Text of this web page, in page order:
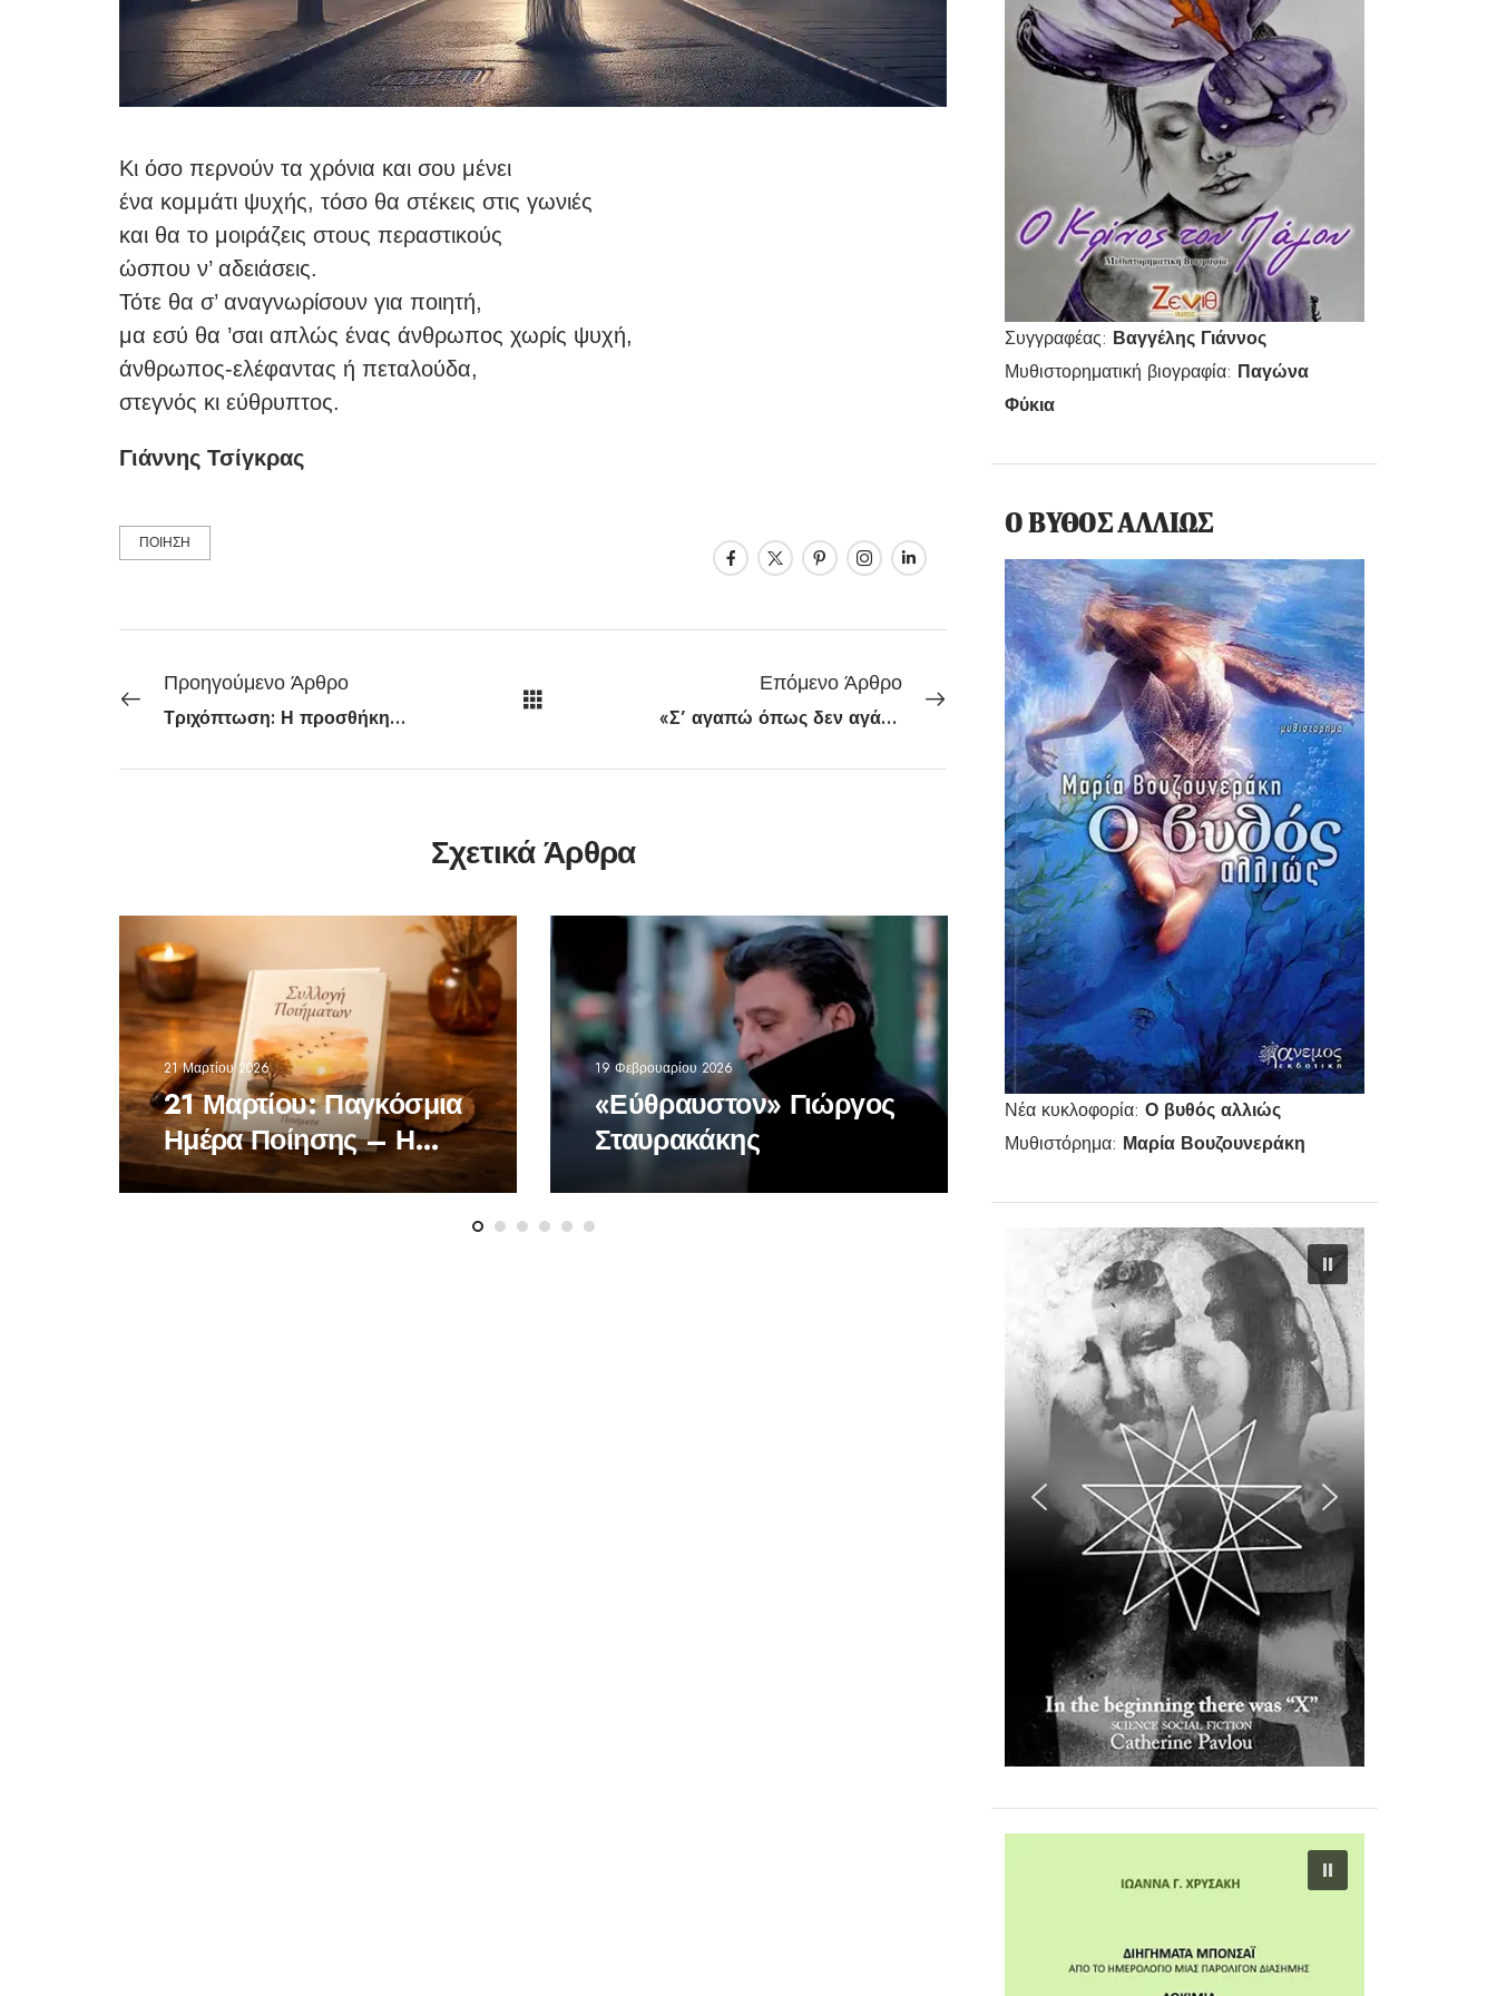
Συγγραφέας: Βαγγέλης Γιάννος
Μυθιστορηματική βιογραφία: Παγώνα
Φύκια
Ο ΒΥΘΟΣ ΑΛΛΙΩΣ
Νέα κυκλοφορία:Ο βυθός αλλιώς
Μυθιστόρημα: Μαρία Βουζουνεράκη
Κι όσο περνούν τα χρόνια και σου μένει
ένα κομμάτι ψυχής, τόσο θα στέκεις στις γωνιές
και θα το μοιράζεις στους περαστικούς
ώσπου ν’ αδειάσεις.
Τότε θα σ’ αναγνωρίσουν για ποιητή,
μα εσύ θα ’σαι απλώς ένας άνθρωπος χωρίς ψυχή,
άνθρωπος-ελέφαντας ή πεταλούδα,
στεγνός κι εύθρυπτος.
Γιάννης Τσίγκρας
ΠΟΙΗΣΗ
Προηγούμενο Άρθρο
Τριχόπτωση: Η προσθήκη ενός απλού συστατικού στο σαμπουάν θα βοηθήσει…
Επόμενο Άρθρο
«Σ’ αγαπώ όπως δεν αγάπησα ποτέ κανέναν»: …
Σχετικά Άρθρα
21 Μαρτίου 2026
21 Μαρτίου: Παγκόσμια
Ημέρα Ποίησης – Η
μέρα που οι λέξεις
19 Φεβρουαρίου 2026
«Εύθραυστον» Γιώργος
Σταυρακάκης